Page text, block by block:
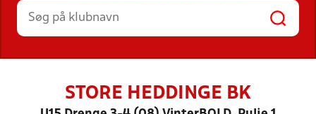
HOLD
STORE HEDDINGE BK